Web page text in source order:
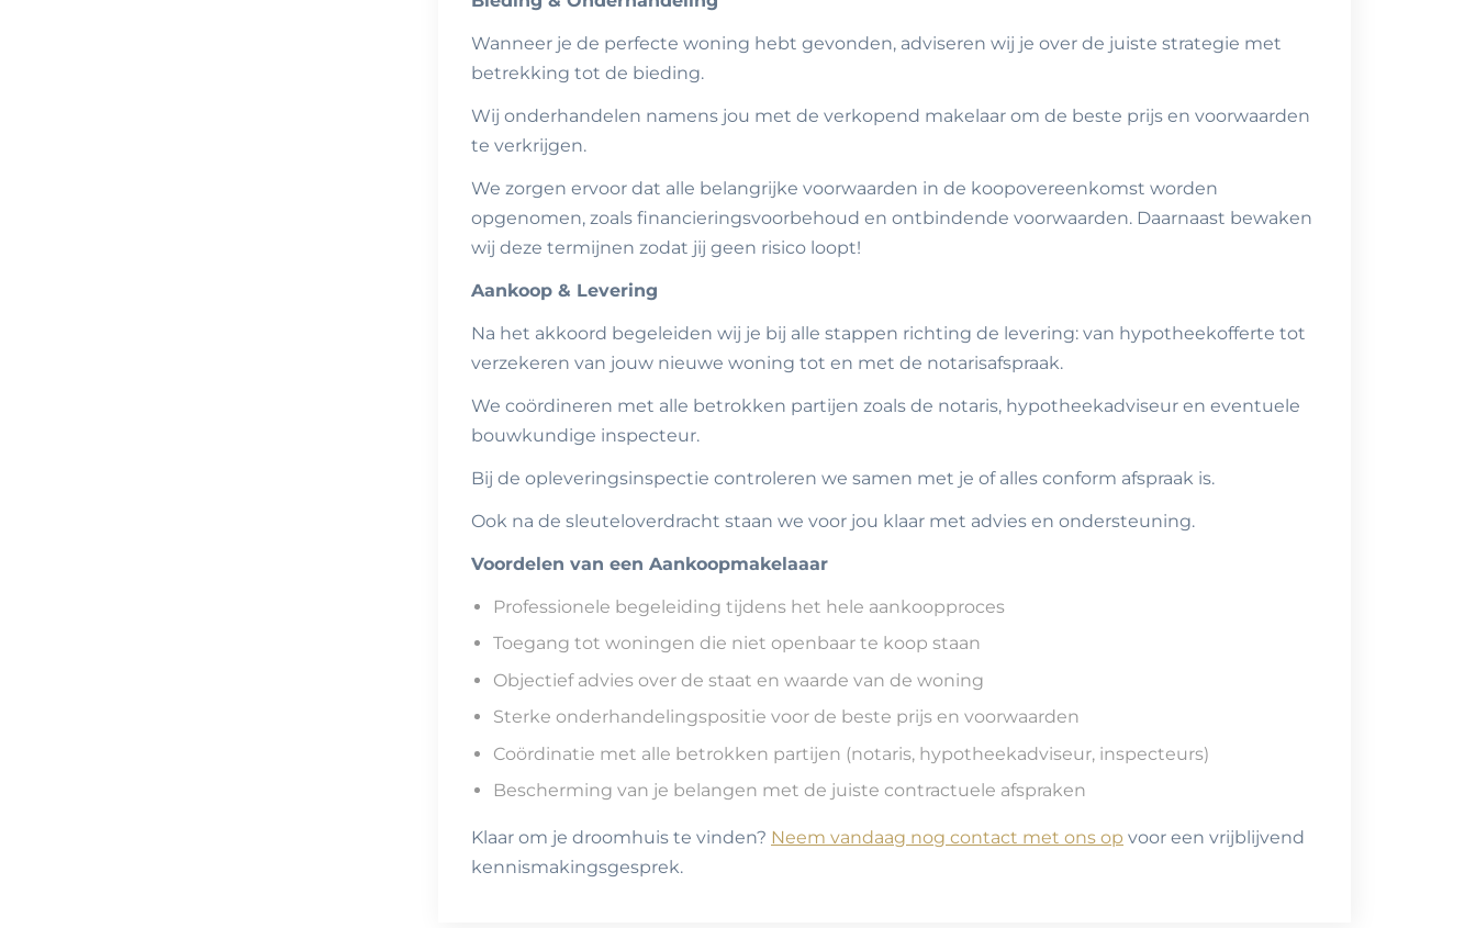
Wanneer je de perfecte woning hebt gevonden, adviseren wij je over de juiste strategie met
betrekking tot de bieding.
Wij onderhandelen namens jou met de verkopend makelaar om de beste prijs en voorwaarden
te verkrijgen.
We zorgen ervoor dat alle belangrijke voorwaarden in de koopovereenkomst worden
opgenomen, zoals financieringsvoorbehoud en ontbindende voorwaarden. Daarnaast bewaken
wij deze termijnen zodat jij geen risico loopt!
Aankoop & Levering
Na het akkoord begeleiden wij je bij alle stappen richting de levering: van hypotheekofferte tot
verzekeren van jouw nieuwe woning tot en met de notarisafspraak.
We coördineren met alle betrokken partijen zoals de notaris, hypotheekadviseur en eventuele
bouwkundige inspecteur.
Bij de opleveringsinspectie controleren we samen met je of alles conform afspraak is.
Ook na de sleuteloverdracht staan we voor jou klaar met advies en ondersteuning.
Voordelen van een Aankoopmakelaaar
Professionele begeleiding tijdens het hele aankoopproces
Toegang tot woningen die niet openbaar te koop staan
Objectief advies over de staat en waarde van de woning
Sterke onderhandelingspositie voor de beste prijs en voorwaarden
Coördinatie met alle betrokken partijen (notaris, hypotheekadviseur, inspecteurs)
Bescherming van je belangen met de juiste contractuele afspraken
Klaar om je droomhuis te vinden? Neem vandaag nog contact met ons op voor een vrijblijvend
kennismakingsgesprek.